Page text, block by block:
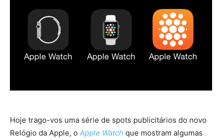
Hoje trago-vos uma série de spots publicitários do novo
Relógio da Apple, o Apple Watch que mostram algumas